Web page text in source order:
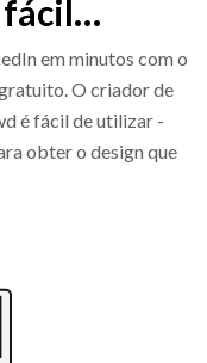
fácil…
em minutos com o
O criador de
é fácil de utilizar -
obter o design que